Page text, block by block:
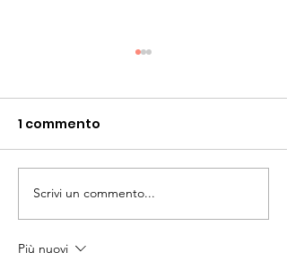
Grillz vs. ortodonzia
1 commento
Scrivi un commento...
Più nuovi